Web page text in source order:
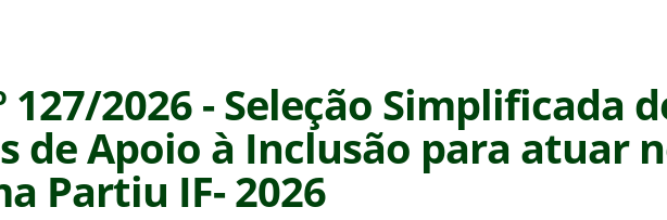
127/2026 - Seleção Simplificada
de Apoio à Inclusão para atuar
Partiu IF- 2026